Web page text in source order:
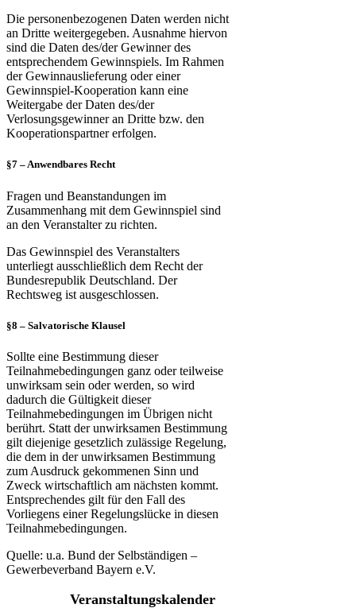
Die personenbezogenen Daten werden nicht
an Dritte weitergegeben. Ausnahme hiervon
sind die Daten des/der Gewinner des
entsprechendem Gewinnspiels. Im Rahmen
der Gewinnauslieferung oder einer
Gewinnspiel-Kooperation kann eine
Weitergabe der Daten des/der
Verlosungsgewinner an Dritte bzw. den
Kooperationspartner erfolgen.
§7 – Anwendbares Recht
Fragen und Beanstandungen im
Zusammenhang mit dem Gewinnspiel sind
an den Veranstalter zu richten.
Das Gewinnspiel des Veranstalters
unterliegt ausschließlich dem Recht der
Bundesrepublik Deutschland. Der
Rechtsweg ist ausgeschlossen.
§8 – Salvatorische Klausel
Sollte eine Bestimmung dieser
Teilnahmebedingungen ganz oder teilweise
unwirksam sein oder werden, so wird
dadurch die Gültigkeit dieser
Teilnahmebedingungen im Übrigen nicht
berührt. Statt der unwirksamen Bestimmung
gilt diejenige gesetzlich zulässige Regelung,
die dem in der unwirksamen Bestimmung
zum Ausdruck gekommenen Sinn und
Zweck wirtschaftlich am nächsten kommt.
Entsprechendes gilt für den Fall des
Vorliegens einer Regelungslücke in diesen
Teilnahmebedingungen.
Quelle: u.a. Bund der Selbständigen –
Gewerbeverband Bayern e.V.
Veranstaltungskalender